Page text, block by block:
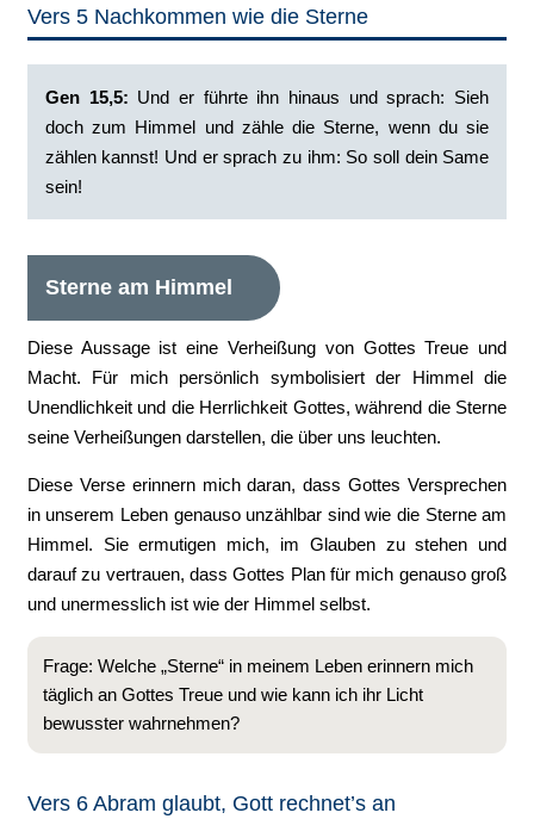
Vers 5 Nachkommen wie die Sterne
Gen 15,5: Und er führte ihn hinaus und sprach: Sieh
doch zum Himmel und zähle die Sterne, wenn du sie
zählen kannst! Und er sprach zu ihm: So soll dein Same
sein!
Sterne am Himmel
Diese Aussage ist eine Verheißung von Gottes Treue und
Macht. Für mich persönlich symbolisiert der Himmel die
Unendlichkeit und die Herrlichkeit Gottes, während die Sterne
seine Verheißungen darstellen, die über uns leuchten.
Diese Verse erinnern mich daran, dass Gottes Versprechen
in unserem Leben genauso unzählbar sind wie die Sterne am
Himmel. Sie ermutigen mich, im Glauben zu stehen und
darauf zu vertrauen, dass Gottes Plan für mich genauso groß
und unermesslich ist wie der Himmel selbst.
Frage: Welche „Sterne“ in meinem Leben erinnern mich
täglich an Gottes Treue und wie kann ich ihr Licht
bewusster wahrnehmen?
Vers 6 Abram glaubt, Gott rechnet’s an